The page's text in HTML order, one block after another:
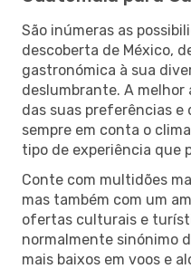
São inúmeras as
descoberta de México,
gastronómica à sua
deslumbrante. A
das suas preferências e
sempre em conta o
tipo de experiência que
Conte com multidões
mas também com um
ofertas culturais e
normalmente sinónimo
mais baixos em voos e